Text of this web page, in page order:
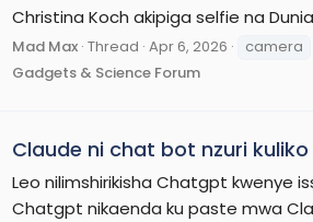
Christina Koch akipiga selfie na
Mad Max Thread Apr 6, 2026 camera
Gadgets & Science Forum
Claude ni chat bot nzuri
Leo nilimshirikisha Chatgpt kwenye
Chatgpt nikaenda ku paste mwa